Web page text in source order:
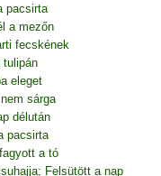
pacsirta
a mezőn
fecskének
tulipán
eleget
sárga
délután
pacsirta
a tó
Felsütött a nap